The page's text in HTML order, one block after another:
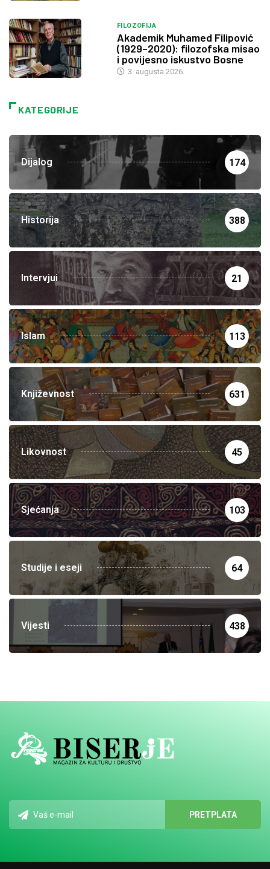
FILOZOFIJA
Akademik Muhamed Filipović
(1929–2020): filozofska misao
i povijesno iskustvo Bosne
3. augusta 2026.
KATEGORIJE
Dijalog 174
Historija 388
Intervjui 21
Islam 113
Književnost 631
Likovnost 45
Sjećanja 103
Studije i eseji 64
Vijesti 438